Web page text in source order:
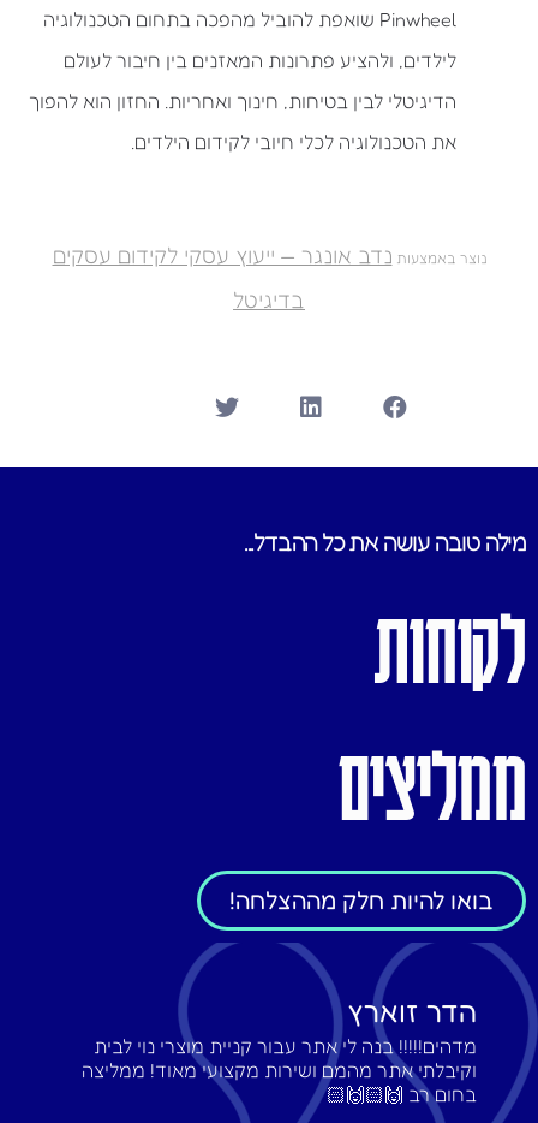
Pinwheel שואפת להוביל מהפכה בתחום הטכנולוגיה
לילדים, ולהציע פתרונות המאזנים בין חיבור לעולם
הדיגיטלי לבין בטיחות, חינוך ואחריות. החזון הוא להפוך
את הטכנולוגיה לכלי חיובי לקידום הילדים.
נוצר באמצעות נדב אונגר — ייעוץ עסקי לקידום עסקים
בדיגיטל
מילה טובה עושה את כל ההבדל...
לקוחות
ממליצים
בואו להיות חלק מההצלחה!
הדר זוארץ
מדהים!!!!! בנה לי אתר עבור קניית מוצרי נוי לבית
וקיבלתי אתר מהמם ושירות מקצועי מאוד! ממליצה
בחום רב 🙌🏻🙌🏻‎